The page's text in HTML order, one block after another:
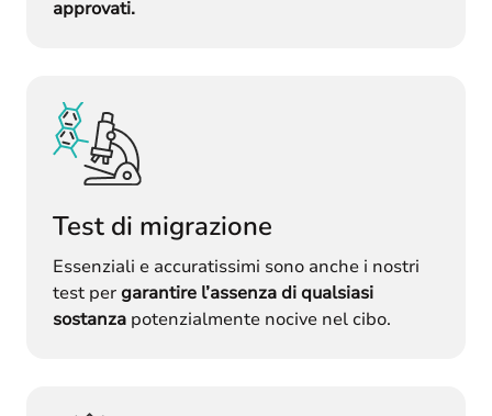
approvati.
Test di migrazione
Essenziali e accuratissimi sono anche i nostri
test pergarantire l’assenza di qualsiasi
sostanzapotenzialmente nocive nel cibo.